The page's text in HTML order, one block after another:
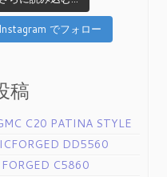
Instagram でフォロー
稿
C20 PATINA STYLE
DD5560
C5860